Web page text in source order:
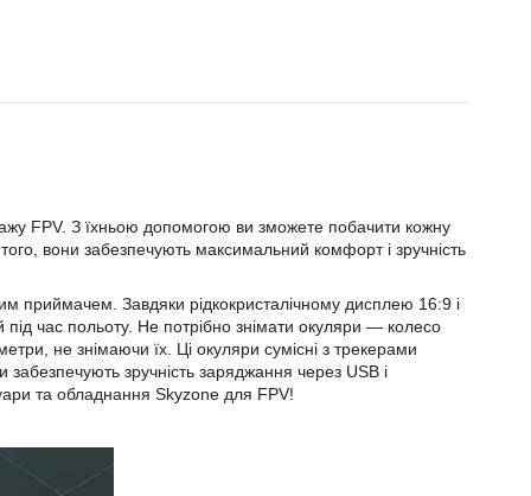
FPV. З їхньою допомогою ви зможете побачити кожну
вони забезпечують максимальний комфорт і зручність
Завдяки рідкокристалічному дисплею 16:9 і
час польоту. Не потрібно знімати окуляри — колесо
не знімаючи їх. Ці окуляри сумісні з трекерами
зручність заряджання через USB і
та обладнання Skyzone для FPV!